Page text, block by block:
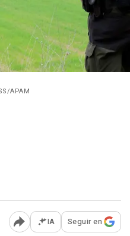
APAM
Abrir opciones para
IA Seguir en